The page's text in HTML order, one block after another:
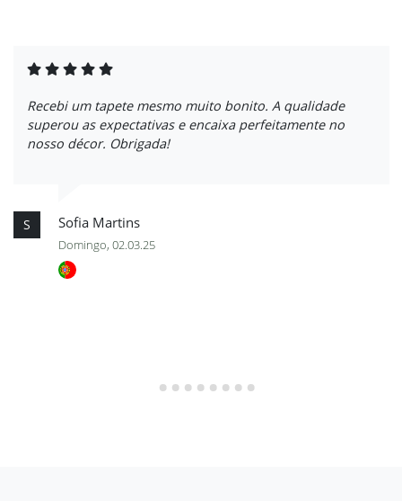
Recebi um tapete mesmo muito bonito. A qualidade
superou as expectativas e encaixa perfeitamente no
nosso décor. Obrigada!
S Sofia Martins
Domingo, 02.03.25